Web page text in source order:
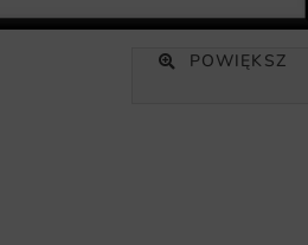
POWIĘKSZ